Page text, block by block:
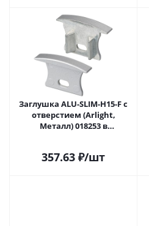
Заглушка ALU-SLIM-H15-F с
отверстием (Arlight,
Металл) 018253 в
357.63 ₽/шт